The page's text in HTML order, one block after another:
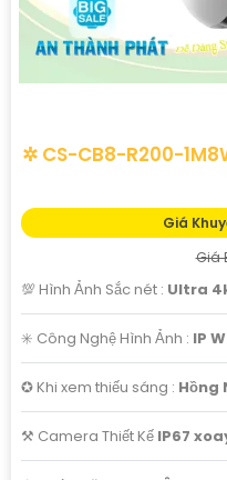
✲ CS-CB8-R200-
Giá
Giá
💯 Hình Ảnh Sắc nét : Ultra 4k
✳️ Công Nghệ Hình Ảnh : IP
✪ Khi xem thiếu sáng : Hồng
⚒ Camera Thiết Kế IP67